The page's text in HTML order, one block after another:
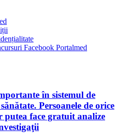
Facebook Portalmed
în sistemul de
Persoanele de orice
putea face gratuit analize